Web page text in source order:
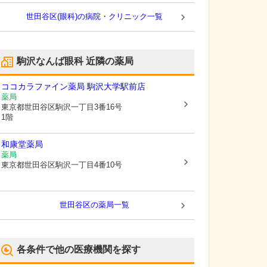
世田谷区(眼科)の病院・クリニック一覧
駒沢なんば眼科近隣の薬局
ココカラファイン薬局 駒沢大学駅前店
薬局
東京都世田谷区駒沢一丁目3番16号
1階
和康堂薬局
薬局
東京都世田谷区駒沢一丁目4番10号
世田谷区の薬局一覧
各条件で他の医療機関を探す